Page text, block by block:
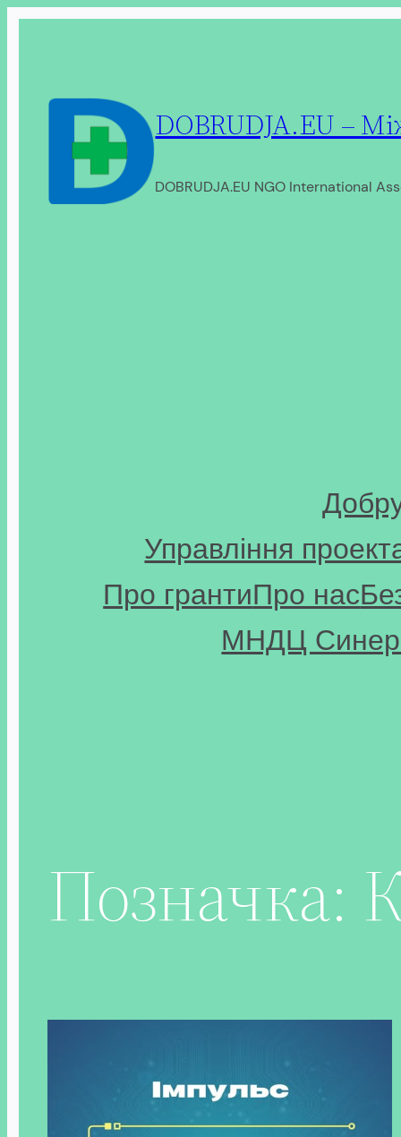
DOBRUDJA.EU –
DOBRUDJA.EU NGO International
Управління
Про грантиПро нас
МНДЦ
Позначка: